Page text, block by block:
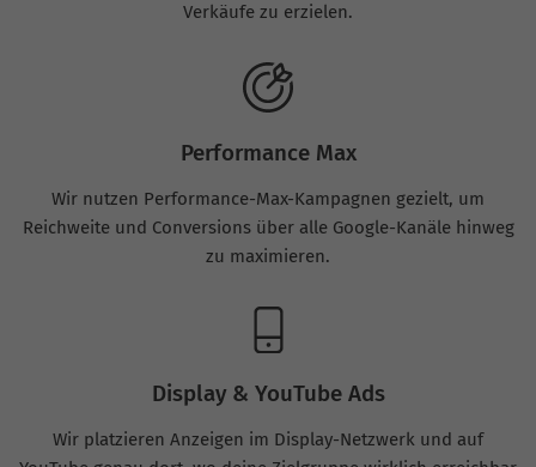
Verkäufe zu erzielen.
Performance Max
Wir nutzen Performance-Max-Kampagnen gezielt, um
Reichweite und Conversions über alle Google-Kanäle hinweg
zu maximieren.
Display & YouTube Ads
Wir platzieren Anzeigen im Display-Netzwerk und auf